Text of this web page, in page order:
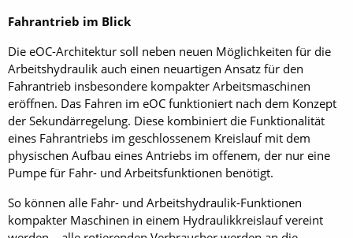
Fahrantrieb im Blick
Die eOC-Architektur soll neben neuen Möglichkeiten für die
Arbeitshydraulik auch einen neuartigen Ansatz für den
Fahrantrieb insbesondere kompakter Arbeitsmaschinen
eröffnen. Das Fahren im eOC funktioniert nach dem Konzept
der Sekundärregelung. Diese kombiniert die Funktionalität
eines Fahrantriebs im geschlossenem Kreislauf mit dem
physischen Aufbau eines Antriebs im offenem, der nur eine
Pumpe für Fahr- und Arbeitsfunktionen benötigt.
So können alle Fahr- und Arbeitshydraulik-Funktionen
kompakter Maschinen in einem Hydraulikkreislauf vereint